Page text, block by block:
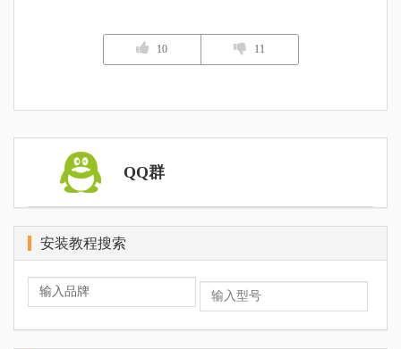
10 11
QQ群
安装教程搜索